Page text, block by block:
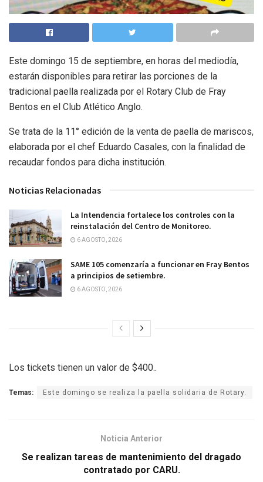
Este domingo 15 de septiembre, en horas del mediodía,
estarán disponibles para retirar las porciones de la
tradicional paella realizada por el Rotary Club de Fray
Bentos en el Club Atlético Anglo.
Se trata de la 11° edición de la venta de paella de mariscos,
elaborada por el chef Eduardo Casales, con la finalidad de
recaudar fondos para dicha institución.
Noticias Relacionadas
La Intendencia fortalece los controles con la
reinstalación del Centro de Monitoreo.
6 AGOSTO, 2026
SAME 105 comenzaría a funcionar en Fray Bentos
a principios de setiembre.
6 AGOSTO, 2026
Los tickets tienen un valor de $400..
Temas: Este domingo se realiza la paella solidaria de Rotary.
Noticia Anterior
Se realizan tareas de mantenimiento del dragado
contratado por CARU.